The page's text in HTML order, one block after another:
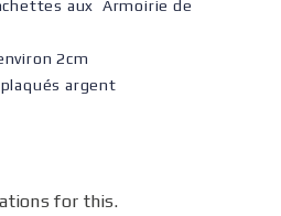
aux Armoirie de
2cm
argent
for this.